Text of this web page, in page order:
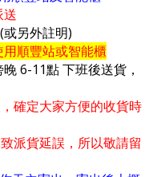
送
另外註明)
順豐站或智能櫃
6-11點 下班後送貨，
確定大家方便的收貨時
派貨延誤，所以敬請留